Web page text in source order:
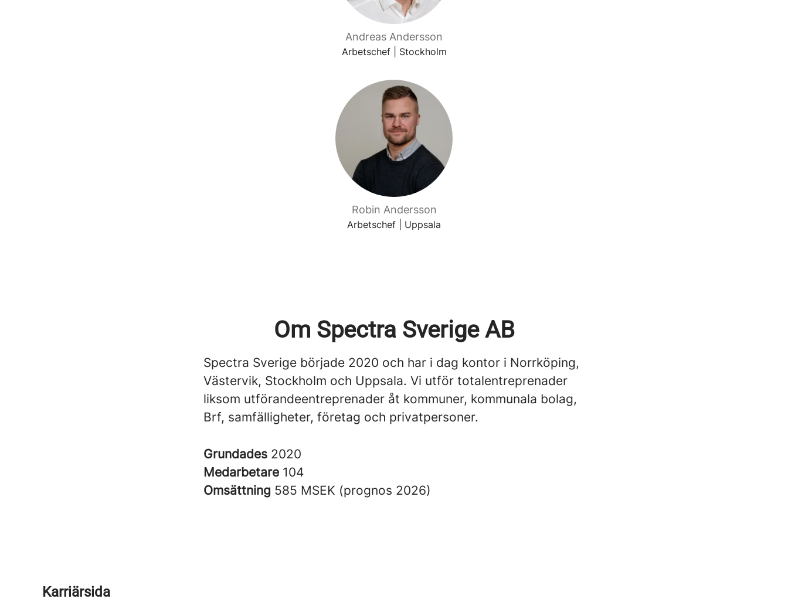
Andreas Andersson
Arbetschef | Stockholm
Robin Andersson
Arbetschef | Uppsala
Om Spectra Sverige AB
Spectra Sverige började 2020 och har i dag kontor i Norrköping,
Västervik, Stockholm och Uppsala. Vi utför totalentreprenader
liksom utförandeentreprenader åt kommuner, kommunala bolag,
Brf, samfälligheter, företag och privatpersoner.
Grundades 2020
Medarbetare 104
Omsättning 585 MSEK (prognos 2026)
Karriärsida